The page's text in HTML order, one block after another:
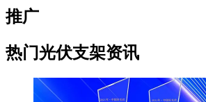
推广
热门光伏支架资讯